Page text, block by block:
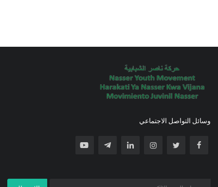
وسائل التواصل الاجتماعي